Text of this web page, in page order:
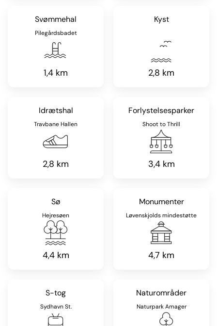
Svømmehal
Pilegårdsbadet
1,4 km
Kyst
2,8 km
Idrætshal
Travbane Hallen
2,8 km
Forlystelsesparker
Shoot to Thrill
3,4 km
Sø
Hejresøen
4,4 km
Monumenter
Løvenskjolds mindestøtte
4,7 km
S-tog
Sydhavn St.
Naturområder
Naturpark Amager